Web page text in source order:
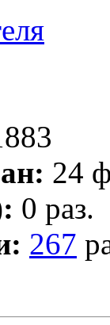
24
0 раз.
267